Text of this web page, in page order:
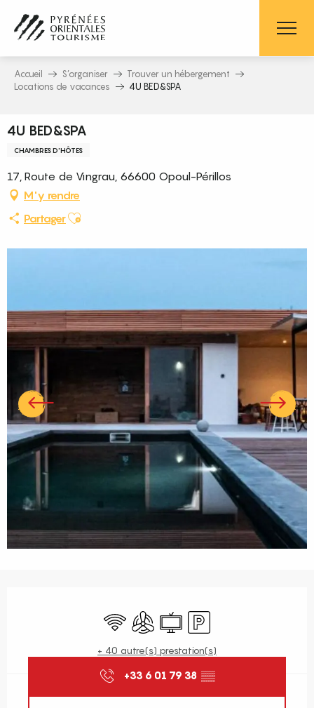
contenu
principal
Accueil S’organiser
Trouver un hébergement
Locations de vacances
4U BED&SPA
4U BED&SPA
CHAMBRES D'HÔTES
17, Route de Vingrau, 66600 Opoul-Périllos
M'y rendre
PartagerAjouter aux favoris
WiFi Air conditionné
Télévision
Parking
+ 40 autre(s) prestation(s)
+33 6 01 79 38 ▒▒